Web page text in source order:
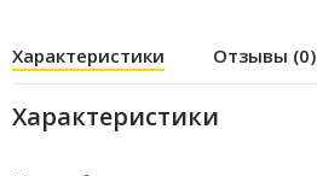
Характеристики Отзывы (0)
Характеристики